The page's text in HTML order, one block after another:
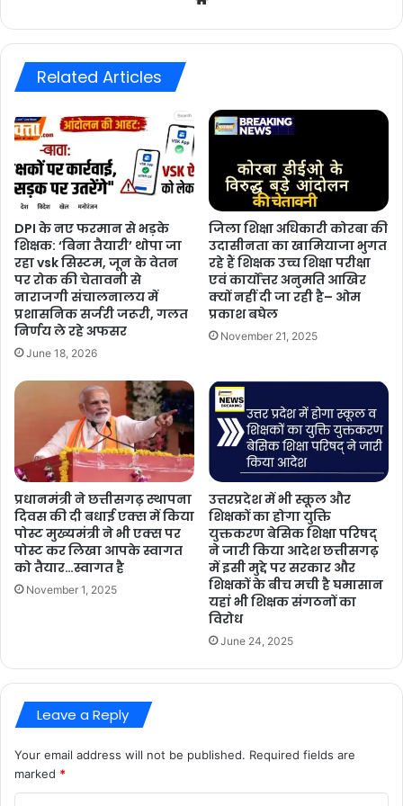
Related Articles
DPI के नए फरमान से भड़के
शिक्षक: ‘बिना तैयारी’ थोपा जा
रहा vsk सिस्टम, जून के वेतन
पर रोक की चेतावनी से
नाराजगी संचालनालय में
प्रशासनिक सर्जरी जरूरी, गलत
निर्णय ले रहे अफसर
June 18, 2026
जिला शिक्षा अधिकारी कोरबा की
उदासीनता का खामियाजा भुगत
रहे हैं शिक्षक उच्च शिक्षा परीक्षा
एवं कार्योंत्तर अनुमति आखिर
क्यों नहीं दी जा रही है– ओम
प्रकाश बघेल
November 21, 2025
प्रधानमंत्री ने छत्तीसगढ़ स्थापना
दिवस की दी बधाई एक्स में किया
पोस्ट मुख्यमंत्री ने भी एक्स पर
पोस्ट कर लिखा आपके स्वागत
को तैयार…स्वागत है
November 1, 2025
उत्तरप्रदेश में भी स्कूल और
शिक्षकों का होगा युक्ति
युक्तकरण बेसिक शिक्षा परिषद्
ने जारी किया आदेश छत्तीसगढ़
में इसी मुद्दे पर सरकार और
शिक्षकों के बीच मची है घमासान
यहां भी शिक्षक संगठनों का
विरोध
June 24, 2025
Leave a Reply
Your email address will not be published. Required fields are
marked *